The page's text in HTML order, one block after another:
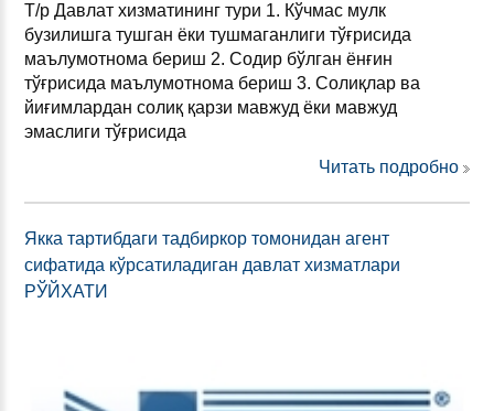
Т/р Давлат хизматининг тури 1. Кўчмас мулк
бузилишга тушган ёки тушмаганлиги тўғрисида
маълумотнома бериш 2. Содир бўлган ёнғин
тўғрисида маълумотнома бериш 3. Солиқлар ва
йиғимлардан солиқ қарзи мавжуд ёки мавжуд
эмаслиги тўғрисида
Читать подробно
Якка тартибдаги тадбиркор томонидан агент
сифатида кўрсатиладиган давлат хизматлари
РЎЙХАТИ